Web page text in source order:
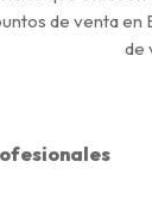
de venta
de